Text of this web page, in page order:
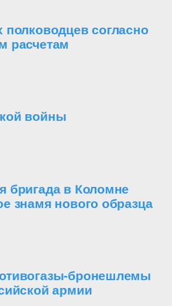
полководцев согласно
расчетам
войны
бригада в Коломне
знамя нового образца
бронешлемы
армии